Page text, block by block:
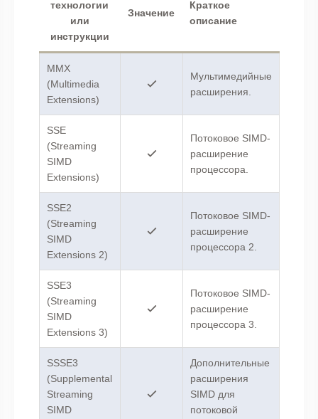
технологии
или
инструкции
Значение
Краткое
описание
MMX
(Multimedia
Extensions)
Мультимедийные
расширения.
SSE
(Streaming
SIMD
Extensions)
Потоковое SIMD-
расширение
процессора.
SSE2
(Streaming
SIMD
Extensions 2)
Потоковое SIMD-
расширение
процессора 2.
SSE3
(Streaming
SIMD
Extensions 3)
Потоковое SIMD-
расширение
процессора 3.
SSSE3
(Supplemental
Streaming
SIMD
Дополнительные
расширения
SIMD для
потоковой